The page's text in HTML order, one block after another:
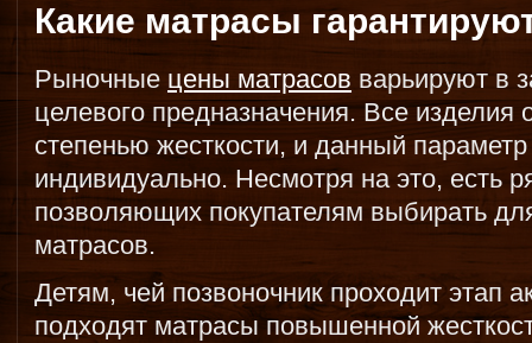
Какие матрасы
Рыночные цены матрасов варьируют в
целевого предназначения. Все изделия
степенью жесткости, и данный
индивидуально. Несмотря на это, есть
позволяющих покупателям выбирать
матрасов.
Детям, чей позвоночник проходит этап
подходят матрасы повышенной